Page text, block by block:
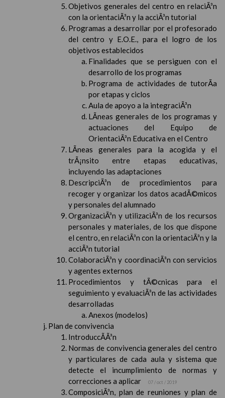
Objetivos generales del centro en relaciÃ³n
con la orientaciÃ³n y la acciÃ³n tutorial
Programas a desarrollar por el profesorado
del centro y E.O.E., para el logro de los
objetivos establecidos
Finalidades que se persiguen con el
desarrollo de los programas
Programa de actividades de tutorÃ­a
por etapas y ciclos
Aula de apoyo a la integraciÃ³n
LÃ­neas generales de los programas y
actuaciones del Equipo de
OrientaciÃ³n Educativa en el Centro
LÃ­neas generales para la acogida y el
trÃ¡nsito entre etapas educativas,
incluyendo las adaptaciones
DescripciÃ³n de procedimientos para
recoger y organizar los datos acadÃ©micos
y personales del alumnado
OrganizaciÃ³n y utilizaciÃ³n de los recursos
personales y materiales, de los que dispone
el centro, en relaciÃ³n con la orientaciÃ³n y la
acciÃ³n tutorial
ColaboraciÃ³n y coordinaciÃ³n con servicios
y agentes externos
Procedimientos y tÃ©cnicas para el
seguimiento y evaluaciÃ³n de las actividades
desarrolladas
Anexos (modelos)
Plan de convivencia
IntroduccÃ­Ã³n
Normas de convivencia generales del centro
y particulares de cada aula y sistema que
detecte el incumplimiento de normas y
correcciones a aplicar
07 / oct / 2019
ComposiciÃ³n, plan de reuniones y plan de